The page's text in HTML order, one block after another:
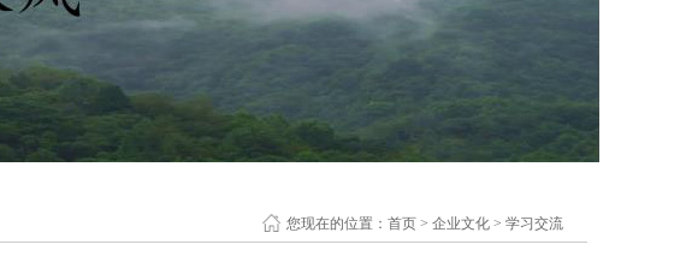
您现在的位置： 首页 > 企业文化 > 学习交流